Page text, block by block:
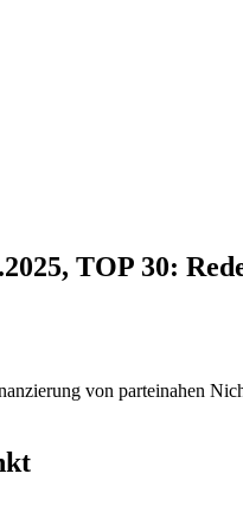
TOP 30:
von parteinahen